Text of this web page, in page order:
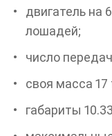
двигатель на
лошадей;
число
своя масса 17
габариты